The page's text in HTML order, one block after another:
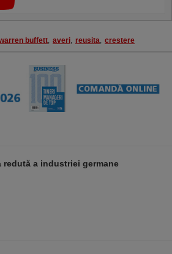
buffett, averi, reusita, crestere
redută a industriei germane